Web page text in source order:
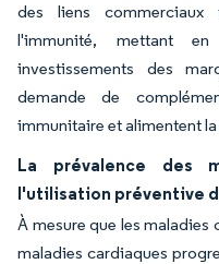
des liens
l'immunité, mettant
investissements des
demande de
immunitaire et alimentent
La prévalence des
l'utilisation préventive
À mesure que les
maladies cardiaques